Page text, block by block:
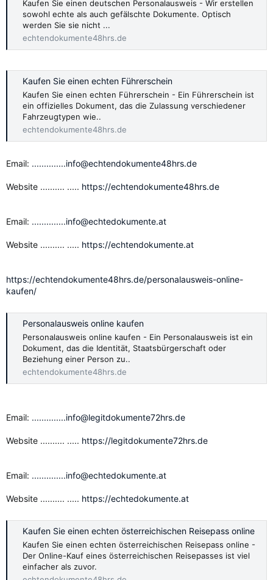
Kaufen Sie einen deutschen Personalausweis - Wir erstellen
sowohl echte als auch gefälschte Dokumente. Optisch
werden Sie sie nicht ...
echtendokumente48hrs.de
Kaufen Sie einen echten Führerschein
Kaufen Sie einen echten Führerschein - Ein Führerschein ist
ein offizielles Dokument, das die Zulassung verschiedener
Fahrzeugtypen wie..
echtendokumente48hrs.de
Email: ..............info@echtendokumente48hrs.de
Website .......... ..... https://echtendokumente48hrs.de
Email: ..............info@echtedokumente.at
Website .......... ..... https://echtendokumente.at
https://echtendokumente48hrs.de/personalausweis-online-
kaufen/
Personalausweis online kaufen
Personalausweis online kaufen - Ein Personalausweis ist ein
Dokument, das die Identität, Staatsbürgerschaft oder
Beziehung einer Person zu..
echtendokumente48hrs.de
Email: ..............info@legitdokumente72hrs.de
Website .......... ..... https://legitdokumente72hrs.de
Email: ..............info@echtedokumente.at
Website .......... ..... https://echtedokumente.at
Kaufen Sie einen echten österreichischen Reisepass online
Kaufen Sie einen echten österreichischen Reisepass online -
Der Online-Kauf eines österreichischen Reisepasses ist viel
einfacher als zuvor.